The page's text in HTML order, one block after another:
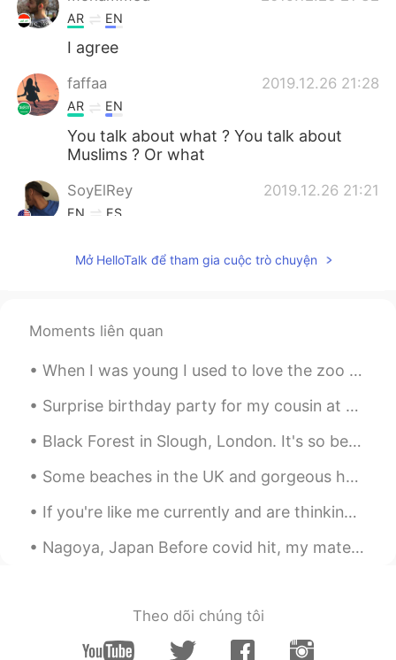
AR EN
I agree
faffaa 2019.12.26 21:28
AR EN
You talk about what ? You talk about
Muslims ? Or what
SoyElRey 2019.12.26 21:21
EN ES
Who knows the unseen, God know
تعليم اللغة العربية
AR EN
كفاكم غباءً كل من دافع عنه وعن منشوره كفى
غباءً هو نصراني ويدافع عن النصارى ودينهم
ويقول أنه سيدخل المشركون الجنة. افهموا قبل
والثرثرة فقط.. هذا ضد دينكم
SoyElRey 2019.12.26 20:58
2019.12.26 20:48
Mở HelloTalk để tham gia cuộc trò chuyện
Moments liên quan
When I was young I used to love the zoo because I loved animals. Now I'm an adult and I hate the...
Surprise birthday party for my cousin at my home. Party theme: Everyone must come with mustache😄😄
Black Forest in Slough, London. It's so beautiful, I've been here so many times that it's great a...
If you're like me currently and are thinking about redecorating your room, then here are some ide...
Nagoya, Japan Before covid hit, my mates at Small World (an international community) in Nagoya ...
Theo dõi chúng tôi